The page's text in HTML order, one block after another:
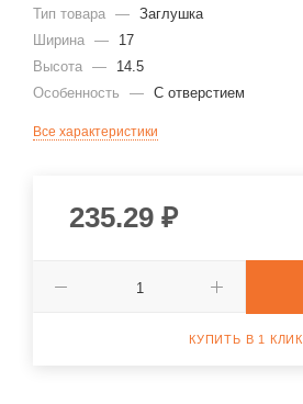
Тип товара — Заглушка
Ширина —
17
Высота —
14.5
Особенность
— С отверстием
Все характеристики
235.29 ₽
КУПИТЬ В 1 КЛИК